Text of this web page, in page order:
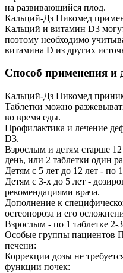
на развивающийся плод.
Кальций-Дз Никомед
Кальций и витамин D3
поэтому необходимо
витамина D из других
Способ применения и
Кальций-Дз Никомед
Таблетки можно
во время еды.
Профилактика и лечение
D3.
Взрослым и детям старше
день, или 2 таблетки один
Детям с 5 лет до 12 лет - по
Детям с 3-х до 5 лет -
рекомендациями врача.
Дополнение к
остеопороза и его
Взрослым - по 1 таблетке 2-3
Особые группы пациентов
печени:
Коррекции дозы не
функции почек: